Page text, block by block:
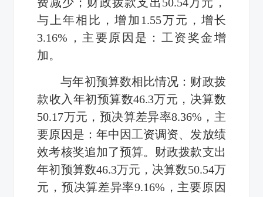
与上年相比，增加1.55万元，增长
3.16%，主要原因是：工资奖金增
加。
与年初预算数相比情况：财政拨
款收入年初预算数46.3万元，决算数
50.17万元，预决算差异率8.36% ，主
要原因是：年中因工资调资、发放绩
效考核奖追加了预算。财政拨款支出
年初预算数46.3万元，决算数50.54万
元，预决算差异率9.16% ，主要原因